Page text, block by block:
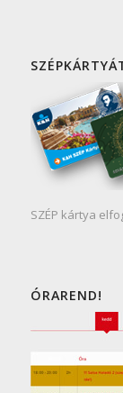
SZÉP kártya
ÓRAREND!